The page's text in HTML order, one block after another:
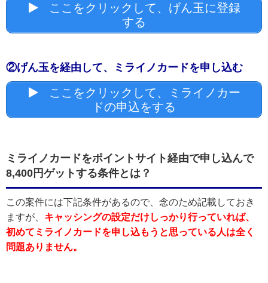
ここをクリックして、げん玉に登録
する
②げん玉を経由して、ミライノカードを申し込む
ここをクリックして、ミライノカー
ドの申込をする
ミライノカードをポイントサイト経由で申し込んで
8,400円ゲットする条件とは？
この案件には下記条件があるので、念のため記載しておき
ますが、 キャッシングの設定だけしっかり行っていれば、
初めてミライノカードを申し込もうと思っている人は全く
問題ありません。